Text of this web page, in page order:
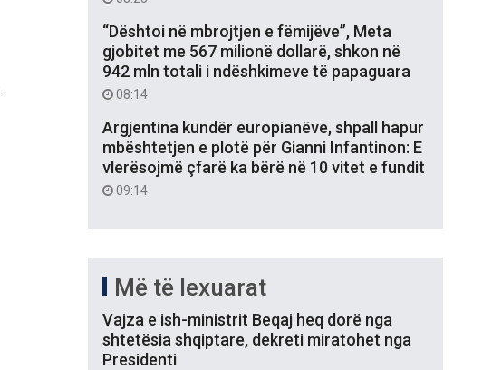
“Dështoi në mbrojtjen e fëmijëve”, Meta
gjobitet me 567 milionë dollarë, shkon në
942 mln totali i ndëshkimeve të papaguara
08:14
Argjentina kundër europianëve, shpall hapur
mbështetjen e plotë për Gianni Infantinon: E
vlerësojmë çfarë ka bërë në 10 vitet e fundit
09:14
Më të lexuarat
Vajza e ish-ministrit Beqaj heq dorë nga
shtetësia shqiptare, dekreti miratohet nga
Presidenti